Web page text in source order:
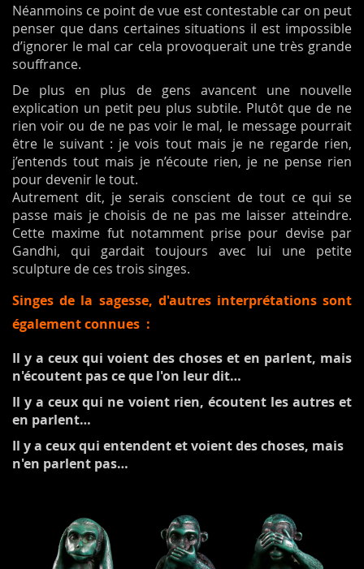
Néanmoins ce point de vue est contestable car on peut
penser que dans certaines situations il est impossible
d’ignorer le mal car cela provoquerait une très grande
souffrance.
De plus en plus de gens avancent une nouvelle
explication un petit peu plus subtile. Plutôt que de ne
rien voir ou de ne pas voir le mal, le message pourrait
être le suivant : je vois tout mais je ne regarde rien,
j’entends tout mais je n’écoute rien, je ne pense rien
pour devenir le tout.
Autrement dit, je serais conscient de tout ce qui se
passe mais je choisis de ne pas me laisser atteindre.
Cette maxime fut notamment prise pour devise par
Gandhi, qui gardait toujours avec lui une petite
sculpture de ces trois singes.
Singes de la sagesse, d'autres interprétations sont
également connues :
Il y a ceux qui voient des choses et en parlent, mais
n'écoutent pas ce que l'on leur dit…
Il y a ceux qui ne voient rien, écoutent les autres et
en parlent…
Il y a ceux qui entendent et voient des choses, mais
n'en parlent pas…